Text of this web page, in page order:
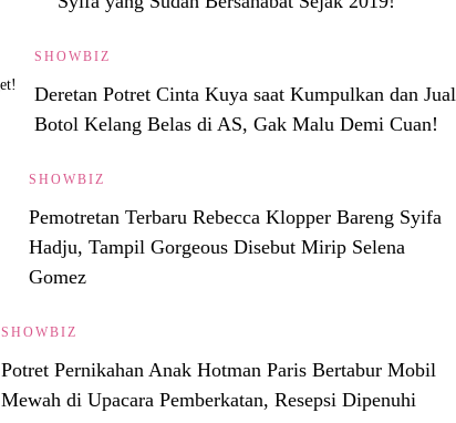
SHOWBIZ
Deretan Potret Cinta Kuya saat Kumpulkan dan Jual
Botol Kelang Belas di AS, Gak Malu Demi Cuan!
SHOWBIZ
Pemotretan Terbaru Rebecca Klopper Bareng Syifa
Hadju, Tampil Gorgeous Disebut Mirip Selena
Gomez
SHOWBIZ
Potret Pernikahan Anak Hotman Paris Bertabur Mobil
Mewah di Upacara Pemberkatan, Resepsi Dipenuhi